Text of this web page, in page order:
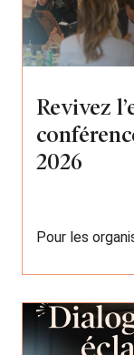
Revivez
2026
Pour les